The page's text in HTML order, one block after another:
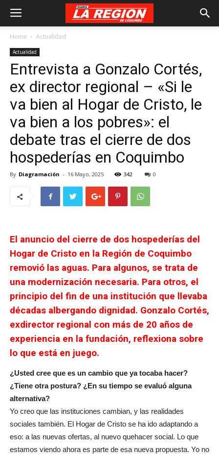
Home Actualidad
Actualidad
Entrevista a Gonzalo Cortés,
ex director regional – «Si le
va bien al Hogar de Cristo, le
va bien a los pobres»: el
debate tras el cierre de dos
hospederías en Coquimbo
By Diagramación - 16 Mayo, 2025 342 0
El anuncio del cierre de dos hospederías del
Hogar de Cristo en la Región de Coquimbo
removió las aguas. Para algunos, se trata de
una modernización necesaria. Para otros, el
principio del fin de una institución que llevaba
décadas albergando dignidad. Gonzalo Cortés,
exdirector regional con más de 20 años de
experiencia en la fundación, reflexiona sobre
lo que está en juego.
¿Usted cree que es un cambio que ya tocaba hacer?
¿Tiene otra postura? ¿En su tiempo se evaluó alguna
alternativa?
Yo creo que las instituciones cambian, y las realidades
sociales también. El Hogar de Cristo se ha ido adaptando a
eso: a las nuevas ofertas, al nuevo quehacer social. Lo que
estamos viendo ahora es parte de esa nueva propuesta. Yo no